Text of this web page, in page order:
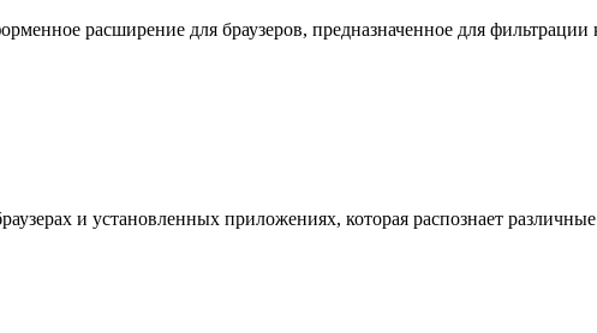
расширение для браузеров, предназначенное для
и установленных приложениях, которая распознает